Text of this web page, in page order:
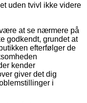
uden tvivl ikke videre
at se nærmere på
godkendt, grundet at
efterfølger de
kender
giver det dig
i